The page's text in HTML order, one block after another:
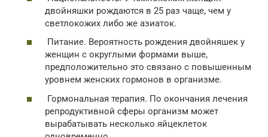
двойняшки рождаются в 25 раз чаще, чем у
светлокожих либо же азиаток.
Питание. Вероятность рождения двойняшек у
женщин с округлыми формами выше,
предположительно это связано с повышенным
уровнем женских гормонов в организме.
Гормональная терапия. По окончания лечения
репродуктивной сферы организм может
вырабатывать несколько яйцеклеток